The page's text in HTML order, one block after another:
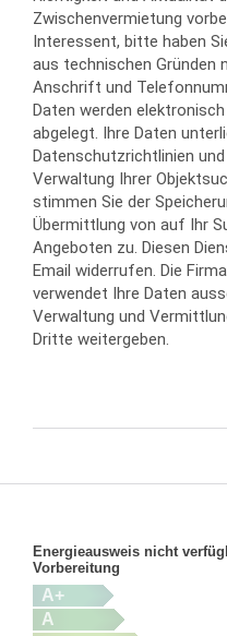
Zwischenvermietung
Interessent, bitte haben
aus technischen Gründen
Anschrift und
Daten werden
abgelegt. Ihre Daten
Datenschutzrichtlinien
Verwaltung Ihrer
stimmen Sie der
Übermittlung von auf Ihr
Angeboten zu. Diesen
Email widerrufen. Die
verwendet Ihre Daten
Verwaltung und
Dritte weitergeben.
Energieausweis nicht
Vorbereitung
A+
A